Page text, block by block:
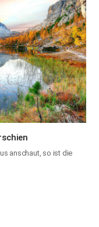
anschaut, so ist die